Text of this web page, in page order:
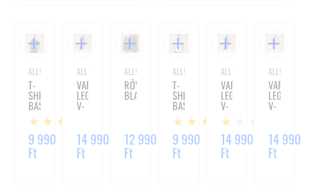
ALLWEAR
T-
SHIRT
BASIC
BLACK
9 990
Ft
ALLWEAR
VARRÁSMENTES
LEGGINGS
V-
14 990
Ft
ALLWEAR
RÖVIDNADRÁG
BLACK
12 990
Ft
ALLWEAR
T-
SHIRT
BASIC
WHITE 4
9 990
Ft
ALLWEAR
VARRÁSMENTES
LEGGINGS
V-
WAIST
BLACK
14 990
Ft
ALLWEAR
LEGGINGS
V-
BLUE
14 990
Ft